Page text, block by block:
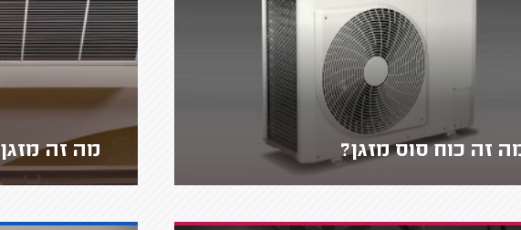
זה כוח סוס מזגן? מה זה מזגןVRF?